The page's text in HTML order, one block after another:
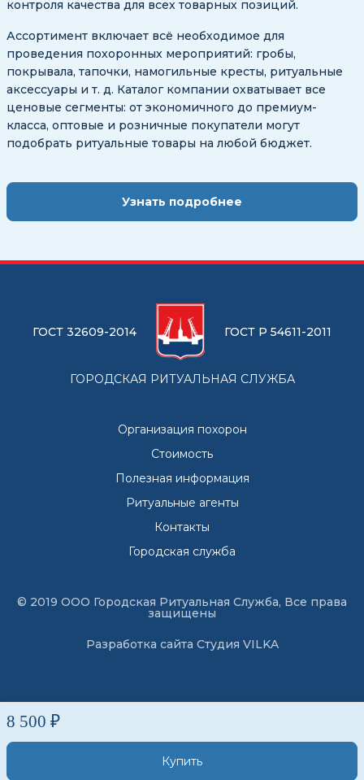
8 500 ₽
Купить
контроля качества для всех товарных позиций.
Ассортимент включает всё необходимое для
проведения похоронных мероприятий: гробы,
покрывала, тапочки, намогильные кресты, ритуальные
аксессуары и т. д. Каталог компании охватывает все
ценовые сегменты: от экономичного до премиум-
класса, оптовые и розничные покупатели могут
подобрать ритуальные товары на любой бюджет.
Узнать подробнее
ГОСТ 32609-2014 ГОСТ Р 54611-2011
ГОРОДСКАЯ РИТУАЛЬНАЯ СЛУЖБА
Организация похорон
Стоимость
Полезная информация
Ритуальные агенты
Контакты
Городская служба
© 2019 ООО Городская Ритуальная Служба, Все права
защищены
Разработка сайта Студия VILKA